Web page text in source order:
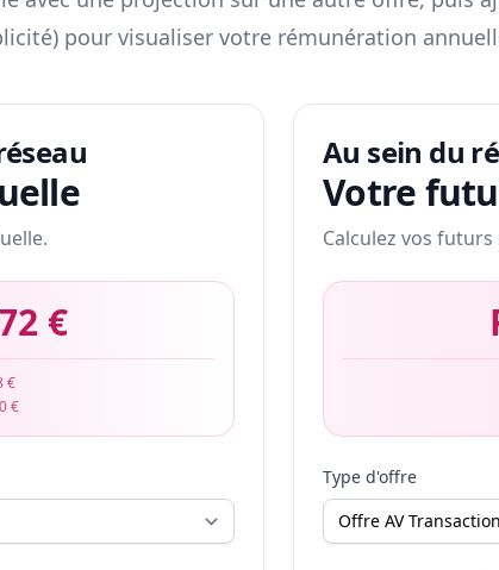
pour visualiser votre rémunération
€
€
€
Au sein du
Votre
Calculez vos futurs
Type d'offre